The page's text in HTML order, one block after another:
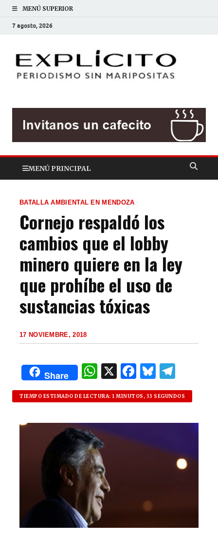
MENÚ SUPERIOR
7 agosto, 2026
MENÚ PRINCIPAL
BATALLA AMBIENTAL EN MENDOZA
Cornejo respaldó los
cambios que el lobby
minero quiere en la ley
que prohíbe el uso de
sustancias tóxicas
17 NOVIEMBRE, 2018
Share
W
h
at
s
A
p
p
X F
a
c
e
o
B
lu
es
k
el
e
g
m
TIEMPO ESTIMADO DE LECTURA: 1 MINUTOS, 33 SEGUNDOS